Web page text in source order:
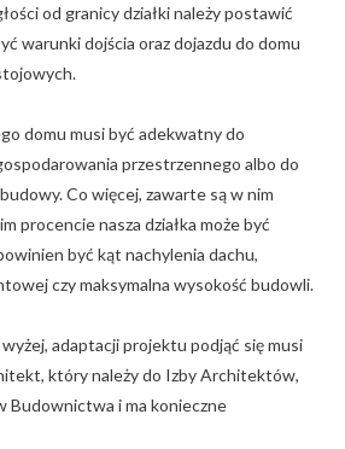
od granicy działki należy postawić
warunki dojścia oraz dojazdu do domu
domu musi być adekwatny do
przestrzennego albo do
Co więcej, zawarte są w nim
procencie nasza działka może być
być kąt nachylenia dachu,
czy maksymalna wysokość budowli.
adaptacji projektu podjąć się musi
który należy do Izby Architektów,
Budownictwa i ma konieczne